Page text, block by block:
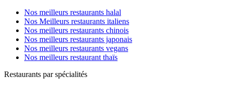
Nos meilleurs restaurants halal
Nos Meilleurs restaurants italiens
Nos meilleurs restaurants chinois
Nos meilleurs restaurants japonais
Nos meilleurs restaurants vegans
Nos meilleurs restaurant thaïs
Restaurants par spécialités